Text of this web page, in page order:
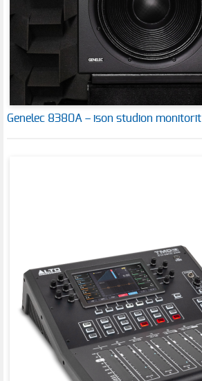
Genelec 8380A – ison studion monitorit